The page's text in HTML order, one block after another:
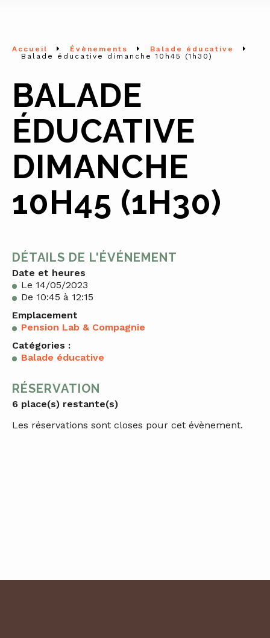
Accueil Évènements
Balade éducative
Balade éducative dimanche 10h45 (1h30)
BALADE
ÉDUCATIVE
DIMANCHE
10H45 (1H30)
DÉTAILS DE L'ÉVÉNEMENT
Date et heures
Le 14/05/2023
De 10:45 à 12:15
Emplacement
Pension Lab & Compagnie
Catégories :
Balade éducative
RÉSERVATION
6 place(s) restante(s)
Les réservations sont closes pour cet évènement.